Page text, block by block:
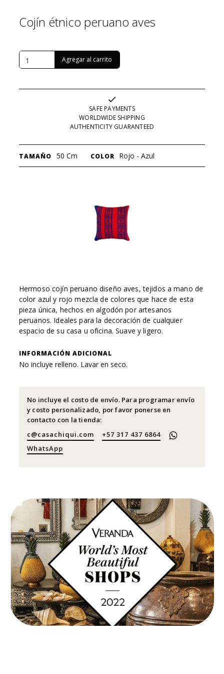
Cojín étnico peruano aves
SAFE PAYMENTS
WORLDWIDE SHIPPING
AUTHENTICITY GUARANTEED
TAMAÑO 50 Cm COLOR Rojo - Azul
Hermoso cojín peruano diseño aves, tejidos a mano de
color azul y rojo mezcla de colores que hace de esta
pieza única, hechos en algodón por artesanos
peruanos. Ideales para la decoración de cualquier
espacio de su casa u oficina. Suave y ligero.
INFORMACIÓN ADICIONAL
No incluye relleno. Lavar en seco.
No incluye el costo de envío. Para programar envío
y costo personalizado, por favor ponerse en
contacto con la tienda:
c@casachiqui.com
+57 317 437 6864
WhatsApp